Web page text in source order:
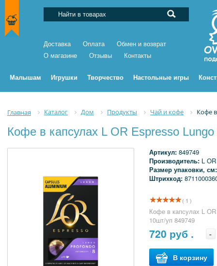
Доставка Оплата
Обмен и возврат
О магазине
Отзывы Контакты
Малышам Игрушки Творчество Настольные игры
Главная Каталог Дом Продукты Чай и кофе Кофе
Кофе в капсулах L OR Espresso
Артикул: 849749
Производитель: L OR
Размер упаковки,
Штрихкод:
( 1 )
Кофе в капсулах L
10шт/уп 849749
720 руб . -
В корзину